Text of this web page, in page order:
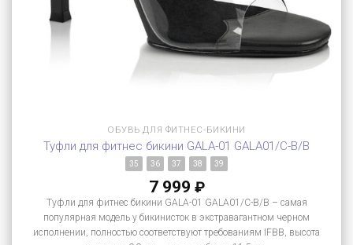
ОБУВЬ ДЛЯ ФИТНЕС-БИКИНИ
Туфли для фитнес бикини GALA-01 GALA01/C-B/B
35 36 37 38 39
7 999 ₽
Туфли для фитнес бикини GALA-01 GALA01/C-B/B – самая
популярная модель у бикинисток в экстравагантном черном
исполнении, полностью соответствуют требованиям IFBB, высота